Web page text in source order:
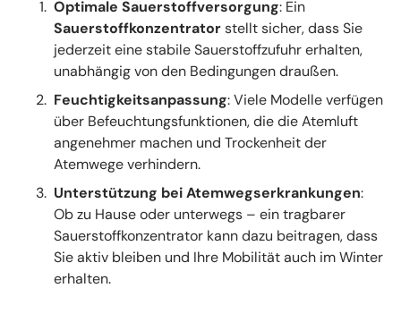
Optimale Sauerstoffversorgung: Ein
Sauerstoffkonzentratorstellt sicher, dass Sie
jederzeit eine stabile Sauerstoffzufuhr erhalten,
unabhängig von den Bedingungen draußen.
Feuchtigkeitsanpassung: Viele Modelle verfügen
über Befeuchtungsfunktionen, die die Atemluft
angenehmer machen und Trockenheit der
Atemwege verhindern.
Unterstützung bei Atemwegserkrankungen:
Ob zu Hause oder unterwegs – ein tragbarer
Sauerstoffkonzentrator kann dazu beitragen, dass
Sie aktiv bleiben und Ihre Mobilität auch im Winter
erhalten.